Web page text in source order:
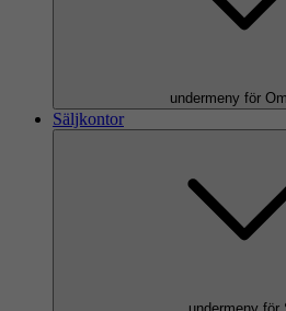
undermeny för
Säljkontor